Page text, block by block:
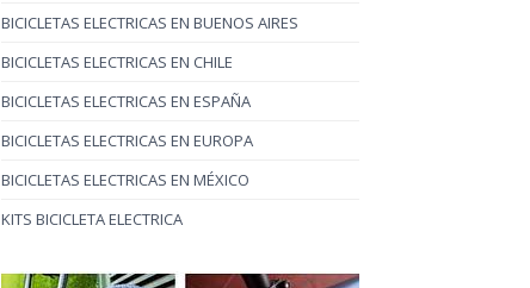
BICICLETAS ELECTRICAS EN BUENOS AIRES
BICICLETAS ELECTRICAS EN CHILE
BICICLETAS ELECTRICAS EN ESPAÑA
BICICLETAS ELECTRICAS EN EUROPA
BICICLETAS ELECTRICAS EN MÉXICO
KITS BICICLETA ELECTRICA